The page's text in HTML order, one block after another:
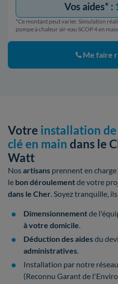
Vos aides* :
*Ce montant peut varier. Simulation
pompe à chaleur air-eau SCOP 4 en
Me faire
Votre installation
clé en main dans le
Watt
Nosartisans prennent en
le bon déroulementde votre
dans le Cher. Soyez tranquille,
Dimensionnementde
à votre domicile.
Déduction des aidesdu
administratives.
Installation par notre
(Reconnu Garant de